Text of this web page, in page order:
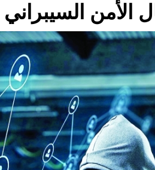
الأمن